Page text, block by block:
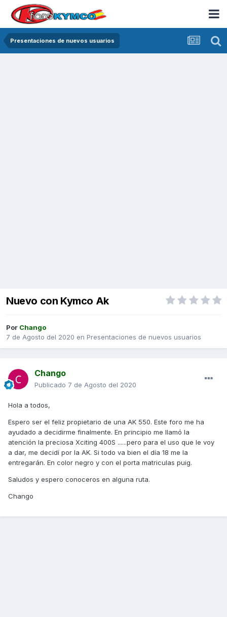
Presentaciones de nuevos usuarios
Nuevo con Kymco Ak
Por Chango
7 de Agosto del 2020 en Presentaciones de nuevos usuarios
Chango
Publicado 7 de Agosto del 2020
Hola a todos,
Espero ser el feliz propietario de una AK 550. Este foro me ha
ayudado a decidirme finalmente. En principio me llamó la
atención la preciosa Xciting 400S ......pero para el uso que le voy
a dar, me decidí por la AK. Si todo va bien el día 18 me la
entregarán. En color negro y con el porta matriculas puig.
Saludos y espero conoceros en alguna ruta.
Chango